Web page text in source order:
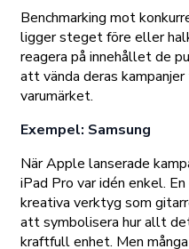
Benchmarking mot
ligger steget före eller
reagera på innehållet de
att vända deras
varumärket.
Exempel: Samsung
När Apple lanserade
iPad Pro var idén enkel.
kreativa verktyg som
att symbolisera hur allt
kraftfull enhet. Men